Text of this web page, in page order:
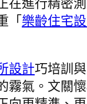
「樂齡住宅
設計巧培訓
霧氣。文關